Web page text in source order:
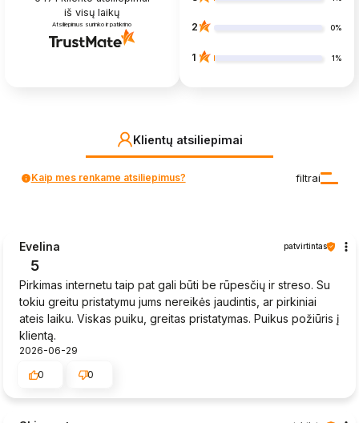
iš visų laikų
Atsiliepimus surinko ir patikrino 2 0%
1 1%
Klientų atsiliepimai
filtrai
Kaip mes renkame atsiliepimus?
Evelina patvirtintas
5
Pirkimas internetu taip pat gali būti be rūpesčių ir streso. Su
tokiu greitu pristatymu jums nereikės jaudintis, ar pirkiniai
ateis laiku. Viskas puiku, greitas pristatymas. Puikus požiūris į
klientą.
2026-06-29
0
0